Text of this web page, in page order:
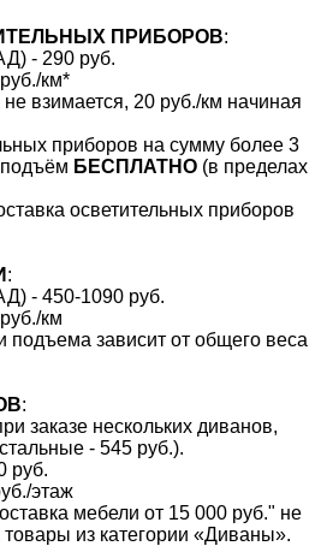
ПРИБОРОВ:
- 290 руб.
км*
взимается, 20 руб./км начиная
приборов на сумму более 3
подъём БЕСПЛАТНО (в пределах
осветительных приборов
:
- 450-1090 руб.
км
подъема зависит от общего веса
:
заказе нескольких диванов,
- 545 руб.).
руб.
этаж
мебели от 15 000 руб." не
товары из категории «Диваны».